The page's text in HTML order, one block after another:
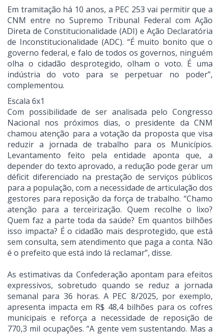
Em tramitação há 10 anos, a PEC 253 vai permitir que a
CNM entre no Supremo Tribunal Federal com Ação
Direta de Constitucionalidade (ADI) e Ação Declaratória
de Inconstitucionalidade (ADC). “É muito bonito que o
governo federal, e falo de todos os governos, ninguém
olha o cidadão desprotegido, olham o voto. É uma
indústria do voto para se perpetuar no poder”,
complementou.
Escala 6x1
Com possibilidade de ser analisada pelo Congresso
Nacional nos próximos dias, o presidente da CNM
chamou atenção para a votação da proposta que visa
reduzir a jornada de trabalho para os Municípios.
Levantamento feito pela entidade aponta que, a
depender do texto aprovado, a redução pode gerar um
déficit diferenciado na prestação de serviços públicos
para a população, com a necessidade de articulação dos
gestores para reposição da força de trabalho. “Chamo
atenção para a terceirização. Quem recolhe o lixo?
Quem faz a parte toda da saúde? Em quantos bilhões
isso impacta? É o cidadão mais desprotegido, que está
sem consulta, sem atendimento que paga a conta. Não
é o prefeito que está indo lá reclamar”, disse.
As estimativas da Confederação apontam para efeitos
expressivos, sobretudo quando se reduz a jornada
semanal para 36 horas. A PEC 8/2025, por exemplo,
apresenta impacta em R$ 48,4 bilhões para os cofres
municipais e reforça a necessidade de reposição de
770,3 mil ocupações. “A gente vem sustentando. Mas a